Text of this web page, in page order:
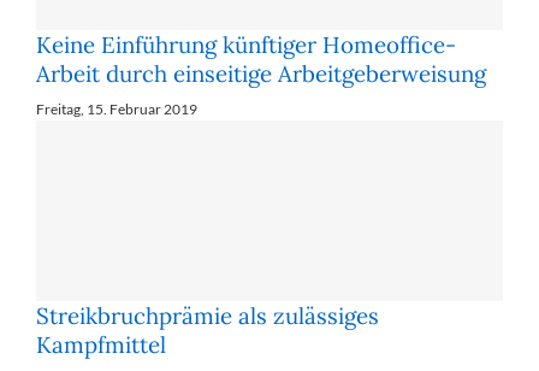
Keine Einführung künftiger Homeoffice-
Arbeit durch einseitige Arbeitgeberweisung
Freitag, 15. Februar 2019
Streikbruchprämie als zulässiges
Kampfmittel